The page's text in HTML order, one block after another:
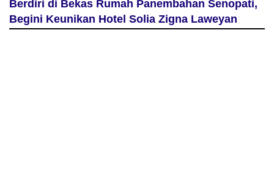
Berdiri di Bekas Rumah Panembahan Senopati,
Begini Keunikan Hotel Solia Zigna Laweyan